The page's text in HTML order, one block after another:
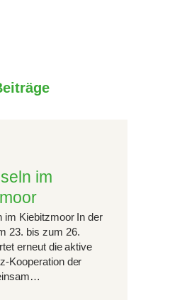
im
im Kiebitzmoor In der
23. bis zum 26.
erneut die aktive
Kooperation der